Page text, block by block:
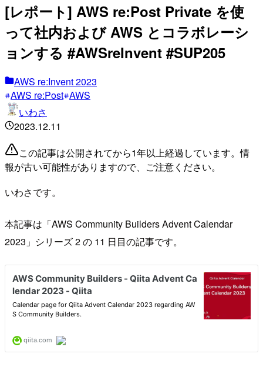
[レポート] AWS re:Post Private を使
って社内および AWS とコラボレーシ
ョンする #AWSreInvent #SUP205
AWS re:Invent 2023
AWS re:Post AWS
いわさ
2023.12.11
この記事は公開されてから1年以上経過しています。情
報が古い可能性がありますので、ご注意ください。
いわさです。
本記事は「AWS Community Builders Advent Calendar
2023」シリーズ 2 の 11 日目の記事です。